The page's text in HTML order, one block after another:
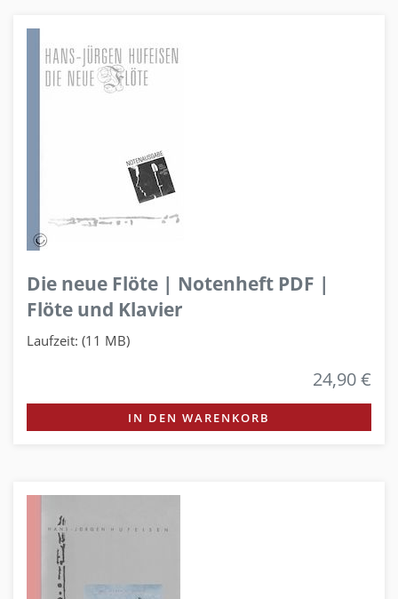
Die neue Flöte | Notenheft PDF |
Flöte und Klavier
Laufzeit: (11 MB)
24,90 €
IN DEN WARENKORB